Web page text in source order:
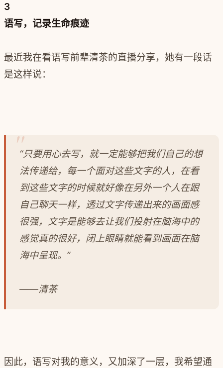
3
语写，记录生命痕迹
最近我在看语写前辈清茶的直播分享，她有一段话
是这样说：
“只要用心去写，就一定能够把我们自己的想
法传递给，每一个面对这些文字的人，在看
到这些文字的时候就好像在另外一个人在跟
自己聊天一样，透过文字传递出来的画面感
很强，文字是能够去让我们投射在脑海中的
感觉真的很好，闭上眼睛就能看到画面在脑
海中呈现。”
——清茶
因此，语写对我的意义，又加深了一层，我希望通